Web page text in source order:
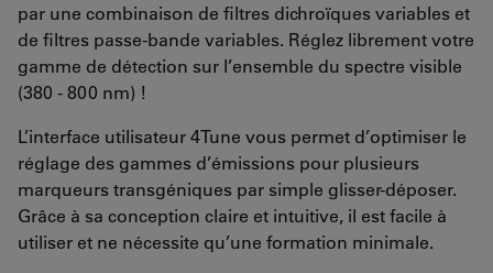
par une combinaison de filtres dichroïques variables et
de filtres passe-bande variables. Réglez librement votre
gamme de détection sur l’ensemble du spectre visible
(380 - 800 nm) !
L’interface utilisateur 4Tune vous permet d’optimiser le
réglage des gammes d’émissions pour plusieurs
marqueurs transgéniques par simple glisser-déposer.
Grâce à sa conception claire et intuitive, il est facile à
utiliser et ne nécessite qu’une formation minimale.